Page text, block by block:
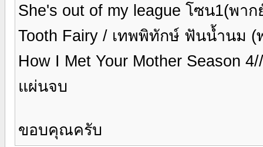
She's out of my league โซน1(พา
Tooth Fairy / เทพพิทักษ์ ฟันน้ำนม
How I Met Your Mother Season
แผ่นจบ
ขอบคุณครับ